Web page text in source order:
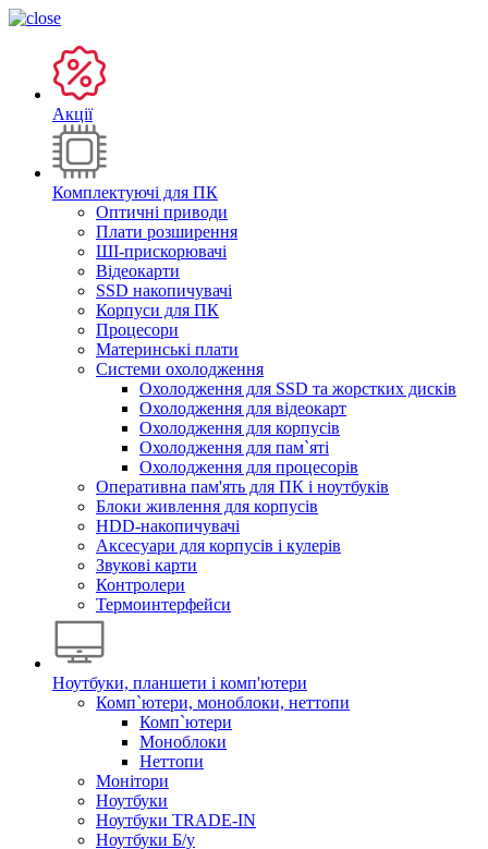
Акції
Комплектуючі для ПК
Оптичні приводи
Плати розширення
ШІ-прискорювачі
Відеокарти
SSD накопичувачі
Корпуси для ПК
Процесори
Материнські плати
Системи охолодження
Охолодження для SSD та жорстких дисків
Охолодження для відеокарт
Охолодження для корпусів
Охолодження для пам`яті
Охолодження для процесорів
Оперативна пам'ять для ПК і ноутбуків
Блоки живлення для корпусів
HDD-накопичувачі
Аксесуари для корпусів і кулерів
Звукові карти
Контролери
Термоинтерфейси
Ноутбуки, планшети і комп'ютери
Комп`ютери, моноблоки, неттопи
Комп`ютери
Моноблоки
Неттопи
Монітори
Ноутбуки
Ноутбуки TRADE-IN
Ноутбуки Б/у